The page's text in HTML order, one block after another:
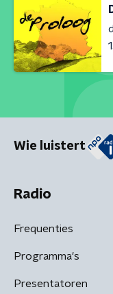
Wie luistert
Radio
Frequenties
Programma's
Presentatoren